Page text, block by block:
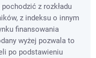
z rozkładu
z indeksu o innym
finansowania
wyżej pozwala to
po podstawieniu